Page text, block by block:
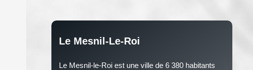
Le Mesnil-Le-Roi
Le Mesnil-le-Roi est une ville de 6 380 habitants